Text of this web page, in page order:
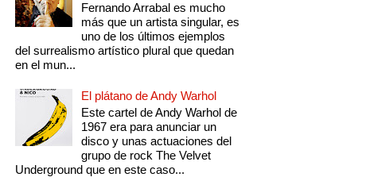
Fernando Arrabal es mucho
más que un artista singular, es
uno de los últimos ejemplos
del surrealismo artístico plural que quedan
en el mun...
El plátano de Andy Warhol
Este cartel de Andy Warhol de
1967 era para anunciar un
disco y unas actuaciones del
grupo de rock The Velvet
Underground que en este caso...